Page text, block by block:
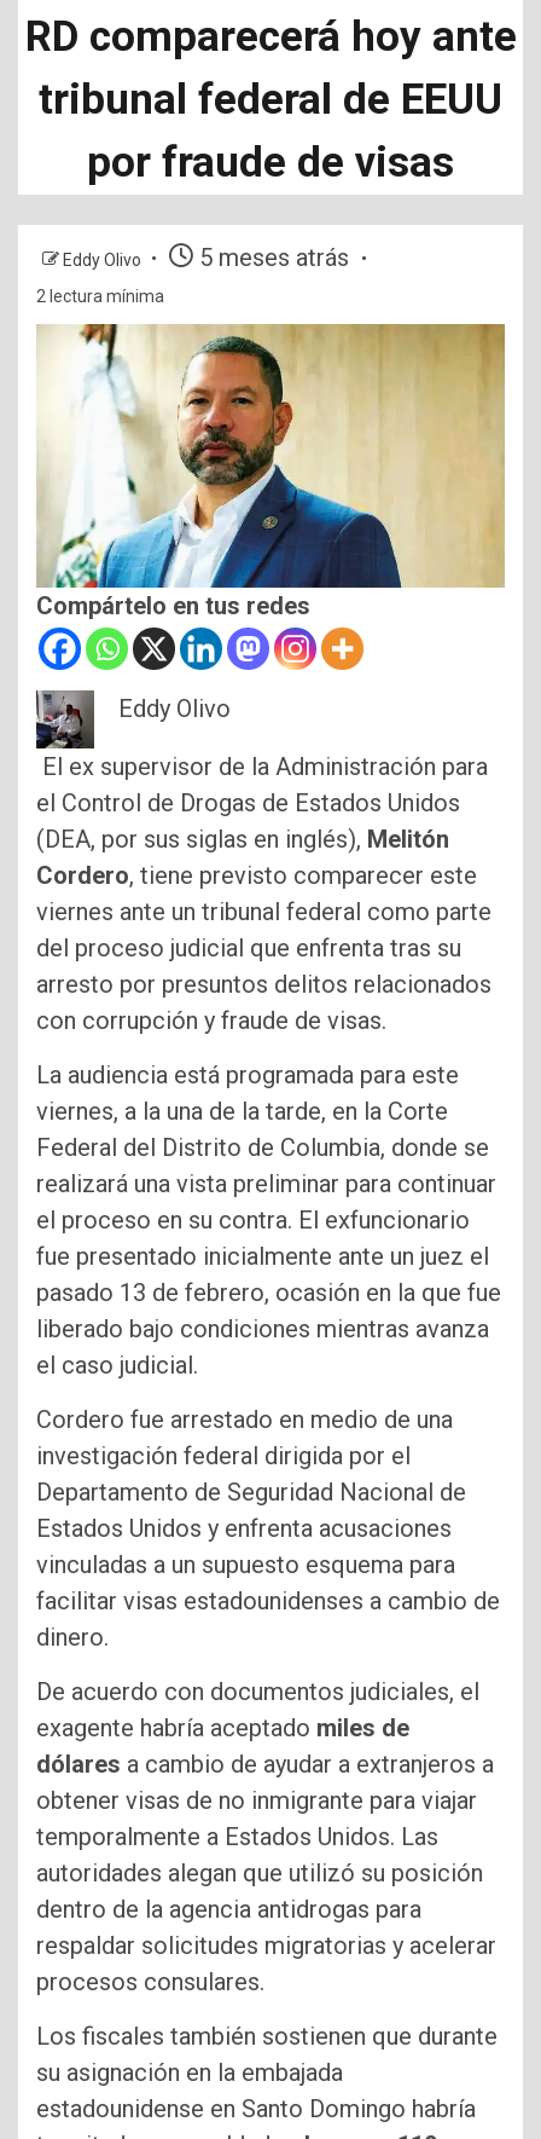
RD comparecerá hoy ante
tribunal federal de EEUU
por fraude de visas
Eddy Olivo 5 meses atrás
2 lectura mínima
Compártelo en tus redes
Eddy Olivo
El ex supervisor de la Administración para
el Control de Drogas de Estados Unidos
(DEA, por sus siglas en inglés), Melitón
Cordero, tiene previsto comparecer este
viernes ante un tribunal federal como parte
del proceso judicial que enfrenta tras su
arresto por presuntos delitos relacionados
con corrupción y fraude de visas.
La audiencia está programada para este
viernes, a la una de la tarde, en la Corte
Federal del Distrito de Columbia, donde se
realizará una vista preliminar para continuar
el proceso en su contra. El exfuncionario
fue presentado inicialmente ante un juez el
pasado 13 de febrero, ocasión en la que fue
liberado bajo condiciones mientras avanza
el caso judicial.
Cordero fue arrestado en medio de una
investigación federal dirigida por el
Departamento de Seguridad Nacional de
Estados Unidos y enfrenta acusaciones
vinculadas a un supuesto esquema para
facilitar visas estadounidenses a cambio de
dinero.
De acuerdo con documentos judiciales, el
exagente habría aceptado miles de
dólares a cambio de ayudar a extranjeros a
obtener visas de no inmigrante para viajar
temporalmente a Estados Unidos. Las
autoridades alegan que utilizó su posición
dentro de la agencia antidrogas para
respaldar solicitudes migratorias y acelerar
procesos consulares.
Los fiscales también sostienen que durante
su asignación en la embajada
estadounidense en Santo Domingo habría